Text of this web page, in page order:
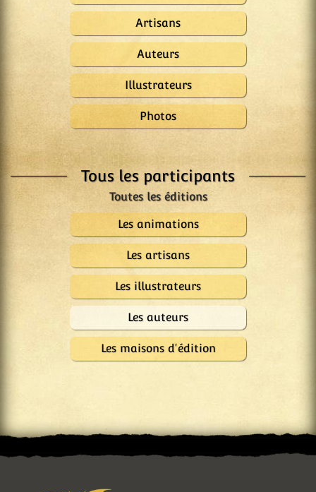
Artisans
Auteurs
Illustrateurs
Photos
Tous les participants
Les animations
Les artisans
Les illustrateurs
Les auteurs
Les maisons d'édition